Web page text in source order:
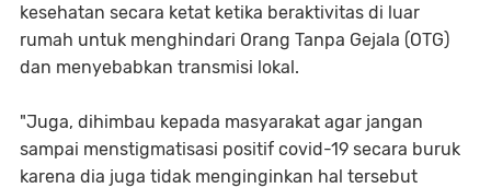
kesehatan secara ketat ketika beraktivitas di luar
rumah untuk menghindari Orang Tanpa Gejala (OTG)
dan menyebabkan transmisi lokal.
"Juga, dihimbau kepada masyarakat agar jangan
sampai menstigmatisasi positif covid-19 secara buruk
karena dia juga tidak menginginkan hal tersebut